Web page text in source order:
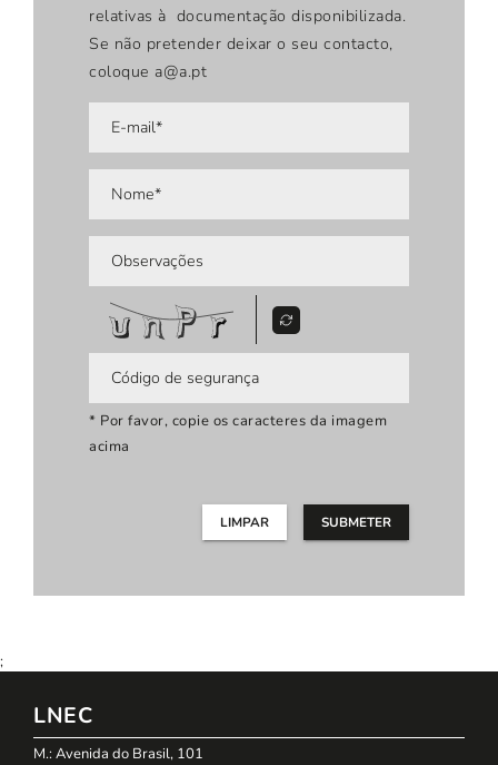
relativas à documentação disponibilizada.
Se não pretender deixar o seu contacto,
coloque a@a.pt
* Por favor, copie os caracteres da imagem
acima
LIMPAR SUBMETER
;
LNEC
M.: Avenida do Brasil, 101